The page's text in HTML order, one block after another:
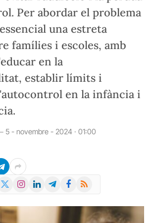
Per abordar el problema
una estreta
famílies i escoles, amb
en la
establir límits i
en la infància i
5 - novembre - 2024 · 01:00
InstagramLinkedInTelegramFacebook
RSS